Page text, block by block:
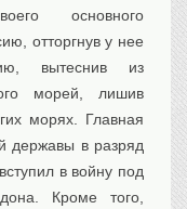
основного
отторгнув у нее
вытеснив из
морей, лишив
морях. Главная
державы в разряд
вступил в войну под
Кроме того,